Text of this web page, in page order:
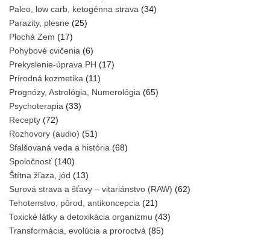
Paleo, low carb, ketogénna strava (34)
Parazity, plesne (25)
Plochá Zem (17)
Pohybové cvičenia (6)
Prekyslenie-úprava PH (17)
Prírodná kozmetika (11)
Prognózy, Astrológia, Numerológia (65)
Psychoterapia (33)
Recepty (72)
Rozhovory (audio) (51)
Sfalšovaná veda a história (68)
Spoločnosť(140)
Štítna žľaza, jód (13)
Surová strava a šťavy – vitariánstvo (RAW) (62)
Tehotenstvo, pôrod, antikoncepcia (21)
Toxické látky a detoxikácia organizmu (43)
Transformácia, evolúcia a proroctvá (85)